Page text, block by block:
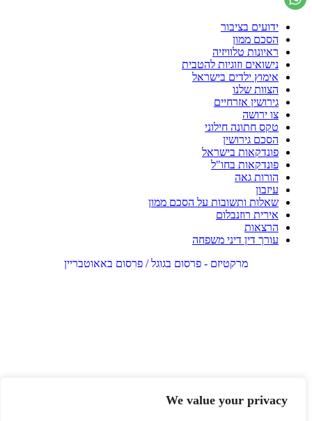
We value your privacy
ידועים בציבור
הסכם ממון
ראיונות טלוויזיה
נישואים וזוגיות להטבית
אימוץ ילדים בישראל
הצוות שלנו
גירושין אזרחיים
צו ירושה
טקס חתונה חילוני
הסכם גירושין
פונדקאות בישראל
פונדקאות בחו"ל
הורות גאה
עיזבון
שאלות ותשובות על הסכם ממון
אירית רוזנבלום
הרצאות
עורך דין דיני משפחה
מרקטיזם - פרסום בגוגל / פרסום באאוטבריין